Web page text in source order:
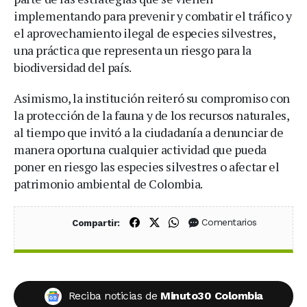
implementando para prevenir y combatir el tráfico y
el aprovechamiento ilegal de especies silvestres,
una práctica que representa un riesgo para la
biodiversidad del país.
Asimismo, la institución reiteró su compromiso con
la protección de la fauna y de los recursos naturales,
al tiempo que invitó a la ciudadanía a denunciar de
manera oportuna cualquier actividad que pueda
poner en riesgo las especies silvestres o afectar el
patrimonio ambiental de Colombia.
Compartir: Compartir en Facebook
Compartir en X (Twitter)
Compartir en WhatsApp
Comentarios
Reciba noticias de Minuto30 Colombia